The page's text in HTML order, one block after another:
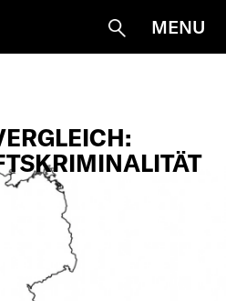
Suche
MENU